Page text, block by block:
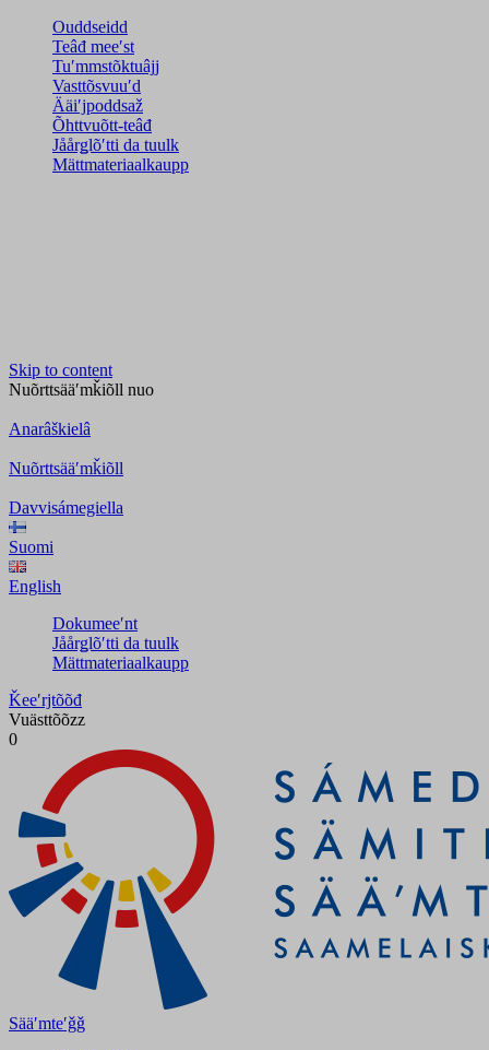
Ouddseidd
Teâđ meeʹst
Tuʹmmstõktuâjj
Vasttõsvuuʹd
Ääiʹjpoddsaž
Õhttvuõtt-teâđ
Jåårǥlõʹtti da tuulk
Mättmateriaalkaupp
Skip to content
Nuõrttsääʹmǩiõll nuo
Anarâškielâ
Nuõrttsääʹmǩiõll
Davvisámegiella
Suomi
English
Dokumeeʹnt
Jåårǥlõʹtti da tuulk
Mättmateriaalkaupp
Ǩeeʹrjtõõđ
Vuästtõõzz
0
Sääʹmteʹǧǧ